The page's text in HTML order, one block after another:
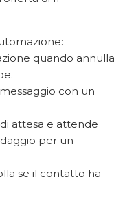
quando annulla
con un
attesa e attende
per un
se il contatto ha